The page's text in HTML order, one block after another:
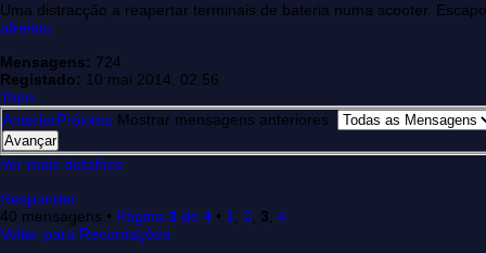
Uma distracção a reapertar terminais de bateria numa scooter.
afreitas
Mensagens: 724
Registado: 10 mai 2014, 02:56
Topo
AnteriorPróximo Mostrar mensagens anteriores:
Ver mais detalhes
Responder
40 mensagens • Página 3 de 4 • 1 2 3 4
Voltar para Recordações